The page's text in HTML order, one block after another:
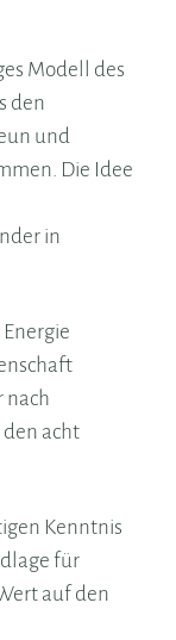
Modell des
den
und
Die Idee
in
nach
acht
Kenntnis
für
auf den